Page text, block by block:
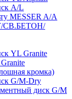
A/L
MESSER A/A
СВ.БЕТОН/
YL Granite
кромка)
G/M-Dry
диск G/M